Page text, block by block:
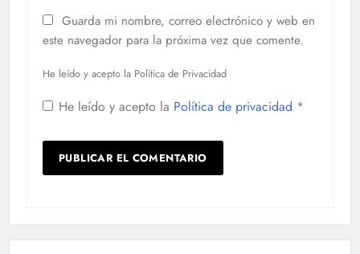
Guarda mi nombre, correo electrónico y web en
este navegador para la próxima vez que comente.
He leído y acepto la Política de Privacidad
He leído y acepto la Política de privacidad *